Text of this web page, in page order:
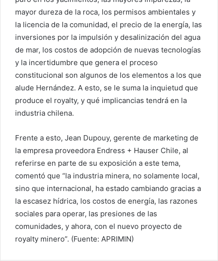
mayor dureza de la roca, los permisos ambientales y
la licencia de la comunidad, el precio de la energía, las
inversiones por la impulsión y desalinización del agua
de mar, los costos de adopción de nuevas tecnologías
y la incertidumbre que genera el proceso
constitucional son algunos de los elementos a los que
alude Hernández. A esto, se le suma la inquietud que
produce el royalty, y qué implicancias tendrá en la
industria chilena.
Frente a esto, Jean Dupouy, gerente de marketing de
la empresa proveedora Endress + Hauser Chile, al
referirse en parte de su exposición a este tema,
comentó que “la industria minera, no solamente local,
sino que internacional, ha estado cambiando gracias a
la escasez hídrica, los costos de energía, las razones
sociales para operar, las presiones de las
comunidades, y ahora, con el nuevo proyecto de
royalty minero”. (Fuente: APRIMIN)